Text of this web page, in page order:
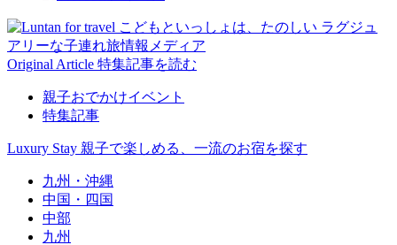
Original Article 特集記事を読む
親子おでかけイベント
特集記事
Luxury Stay 親子で楽しめる、一流のお宿を探す
九州・沖縄
中国・四国
中部
九州